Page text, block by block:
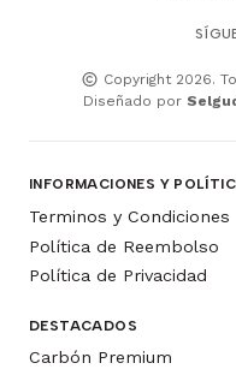
Copyright 2026.
Diseñado por
INFORMACIONES Y
Terminos y Condiciones
Política de Reembolso
Política de Privacidad
DESTACADOS
Carbón Premium